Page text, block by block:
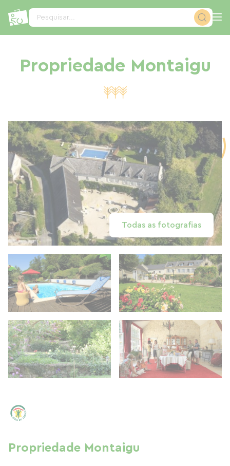
Pesquisar...
Propriedade Montaigu
Todas as fotografias
Propriedade Montaigu
Painel de Gerenciamento de Cookies